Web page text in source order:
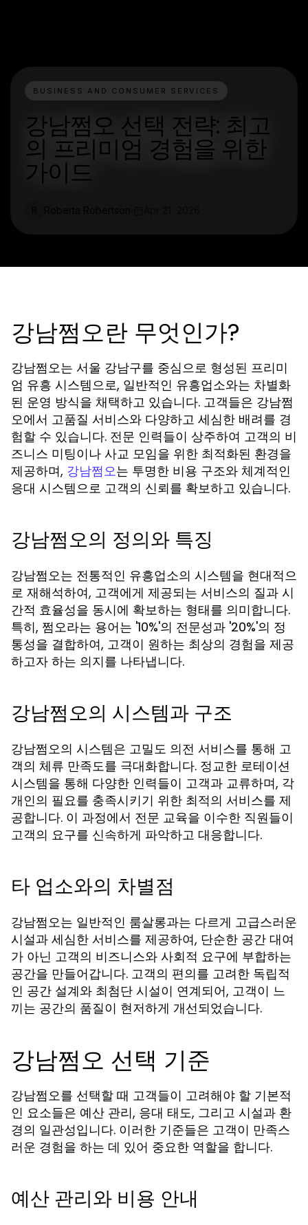
BUSINESS AND CONSUMER SERVICES
강남쩜오 선택 전략: 최고
의 프리미엄 경험을 위한
가이드
강남쩜오란 무엇인가?
강남쩜오는 서울 강남구를 중심으로 형성된 프리미
엄 유흥 시스템으로, 일반적인 유흥업소와는 차별화
된 운영 방식을 채택하고 있습니다. 고객들은 강남쩜
오에서 고품질 서비스와 다양하고 세심한 배려를 경
험할 수 있습니다. 전문 인력들이 상주하여 고객의 비
즈니스 미팅이나 사교 모임을 위한 최적화된 환경을
제공하며, 강남쩜오는 투명한 비용 구조와 체계적인
응대 시스템으로 고객의 신뢰를 확보하고 있습니다.
강남쩜오의 정의와 특징
강남쩜오는 전통적인 유흥업소의 시스템을 현대적으
로 재해석하여, 고객에게 제공되는 서비스의 질과 시
간적 효율성을 동시에 확보하는 형태를 의미합니다.
특히, 쩜오라는 용어는 '10%'의 전문성과 '20%'의 정
통성을 결합하여, 고객이 원하는 최상의 경험을 제공
하고자 하는 의지를 나타냅니다.
강남쩜오의 시스템과 구조
강남쩜오의 시스템은 고밀도 의전 서비스를 통해 고
객의 체류 만족도를 극대화합니다. 정교한 로테이션
시스템을 통해 다양한 인력들이 고객과 교류하며, 각
개인의 필요를 충족시키기 위한 최적의 서비스를 제
공합니다. 이 과정에서 전문 교육을 이수한 직원들이
고객의 요구를 신속하게 파악하고 대응합니다.
타 업소와의 차별점
강남쩜오는 일반적인 룸살롱과는 다르게 고급스러운
시설과 세심한 서비스를 제공하여, 단순한 공간 대여
가 아닌 고객의 비즈니스와 사회적 요구에 부합하는
공간을 만들어갑니다. 고객의 편의를 고려한 독립적
인 공간 설계와 최첨단 시설이 연계되어, 고객이 느
끼는 공간의 품질이 현저하게 개선되었습니다.
강남쩜오 선택 기준
강남쩜오를 선택할 때 고객들이 고려해야 할 기본적
인 요소들은 예산 관리, 응대 태도, 그리고 시설과 환
경의 일관성입니다. 이러한 기준들은 고객이 만족스
러운 경험을 하는 데 있어 중요한 역할을 합니다.
예산 관리와 비용 안내